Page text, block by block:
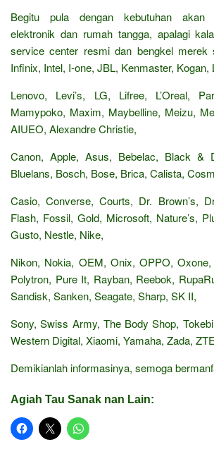
Begitu pula dengan kebutuhan akan
elektronik dan rumah tangga, apalagi
service center resmi dan bengkel merek
Infinix, Intel, I-one, JBL, Kenmaster, Kogan,
Lenovo, Levi’s, LG, Lifree, L’Oreal,
Mamypoko, Maxim, Maybelline, Meizu,
AIUEO, Alexandre Christie,
Canon, Apple, Asus, Bebelac, Black &
Bluelans, Bosch, Bose, Brica, Calista,
Casio, Converse, Courts, Dr. Brown’s,
Flash, Fossil, Gold, Microsoft, Nature’s,
Gusto, Nestle, Nike,
Nikon, Nokia, OEM, Onix, OPPO, Oxone,
Polytron, Pure It, Rayban, Reebok,
Sandisk, Sanken, Seagate, Sharp, SK II,
Sony, Swiss Army, The Body Shop,
Western Digital, Xiaomi, Yamaha, Zada,
Demikianlah informasinya, semoga
Agiah Tau Sanak nan Lain: